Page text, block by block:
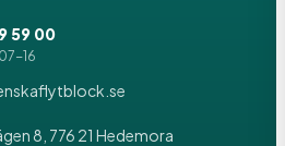
59 00
16
8, 776 21 Hedemora